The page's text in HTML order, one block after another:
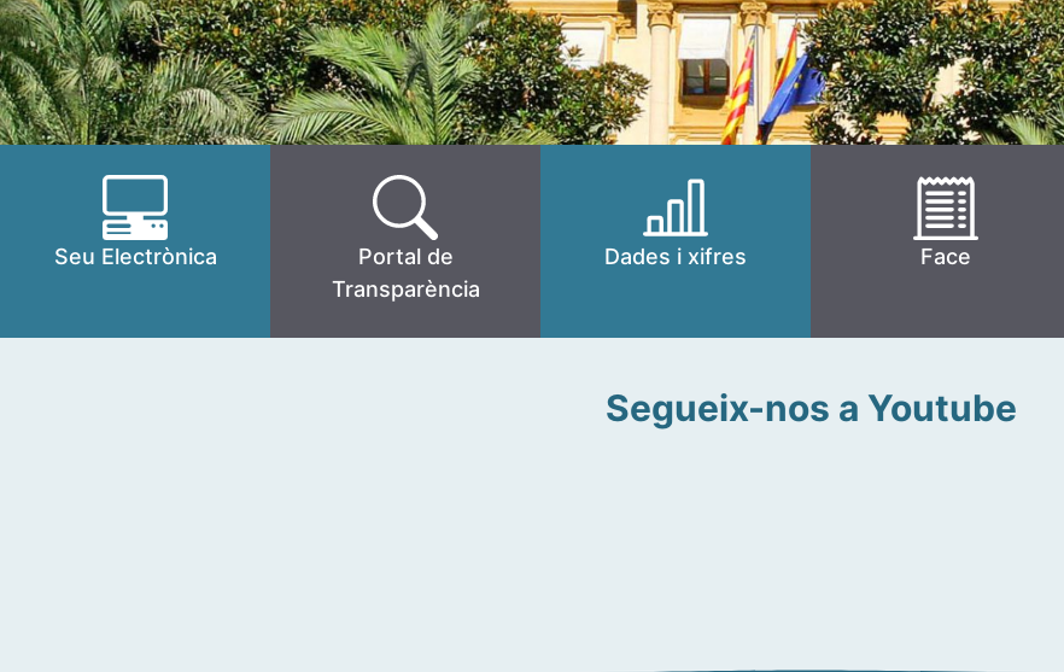
Seu Electrònica
Portal de
Transparència
Dades i xifres Face
Segueix-nos a Youtube